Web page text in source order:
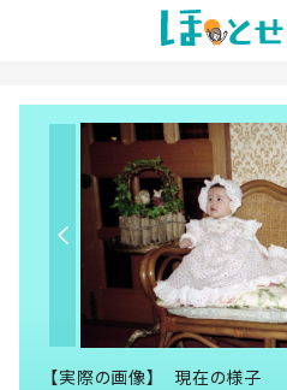
【実際の画像】 現在の様子